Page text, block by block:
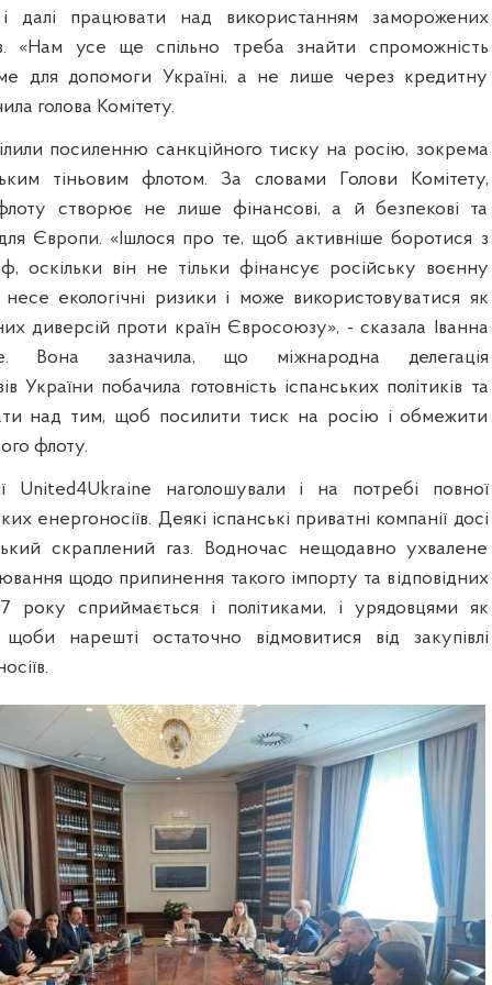
і далі працювати над використанням заморожених
«Нам усе ще спільно треба знайти спроможність
для допомоги Україні, а не лише через кредитну
голова Комітету.
посиленню санкційного тиску на росію, зокрема
тіньовим флотом. За словами Голови Комітету,
флоту створює не лише фінансові, а й безпекові та
Європи. «Ішлося про те, щоб активніше боротися з
оскільки він не тільки фінансує російську воєнну
екологічні ризики і може використовуватися як
диверсій проти країн Євросоюзу», - сказала Іванна
Вона зазначила, що міжнародна делегація
України побачила готовність іспанських політиків та
над тим, щоб посилити тиск на росію і обмежити
флоту.
United4Ukraine наголошували і на потребі повної
енергоносіїв. Деякі іспанські приватні компанії досі
скраплений газ. Водночас нещодавно ухвалене
щодо припинення такого імпорту та відповідних
року сприймається і політиками, і урядовцями як
нарешті остаточно відмовитися від закупівлі